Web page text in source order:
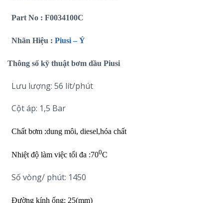
Part No : F0034100C
Nhãn Hiệu : Piusi – Ý
Thông số kỹ thuật bơm dầu Piusi
Lưu lượng: 56 lít/phút
Cột áp: 1,5 Bar
Chất bơm :dung môi, diesel,hóa chất
Nhiệt độ làm việc tối đa :700C
Số vòng/ phút: 1450
Đường kính ống: 25(mm)